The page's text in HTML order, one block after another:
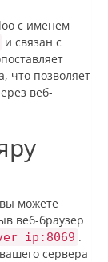
с именем
и связан с
что позволяет
веб-
можете
веб-браузер
.
сервера